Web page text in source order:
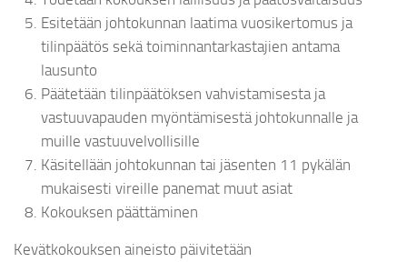
Esitetään johtokunnan laatima vuosikertomus ja
tilinpäätös sekä toiminnantarkastajien antama
lausunto
Päätetään tilinpäätöksen vahvistamisesta ja
vastuuvapauden myöntämisestä johtokunnalle ja
muille vastuuvelvollisille
Käsitellään johtokunnan tai jäsenten 11 pykälän
mukaisesti vireille panemat muut asiat
Kokouksen päättäminen
Kevätkokouksen aineisto päivitetään